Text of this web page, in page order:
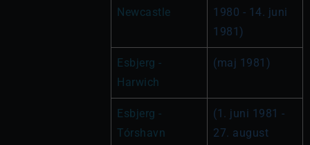
Newcastle
1980 - 14. juni
1981)
Esbjerg -
Harwich
(maj 1981)
Esbjerg -
Tórshavn
(1. juni 1981 -
27. august